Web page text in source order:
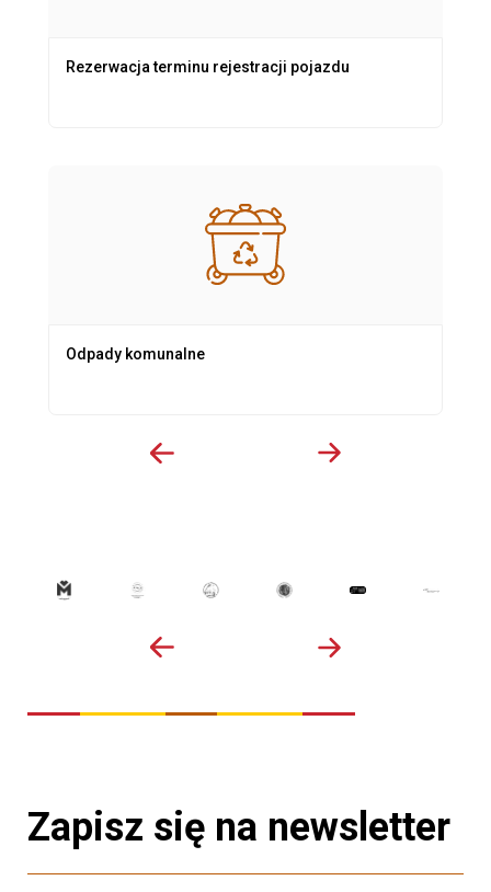
Rezerwacja terminu rejestracji pojazdu
Odpady komunalne
Zapisz się na newsletter